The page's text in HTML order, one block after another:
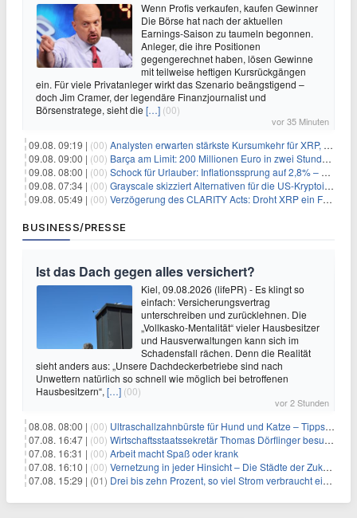
Wenn Profis verkaufen, kaufen Gewinner
Die Börse hat nach der aktuellen
Earnings-Saison zu taumeln begonnen.
Anleger, die ihre Positionen
gegengerechnet haben, lösen Gewinne
mit teilweise heftigen Kursrückgängen
ein. Für viele Privatanleger wirkt das Szenario beängstigend –
doch Jim Cramer, der legendäre Finanzjournalist und
Börsenstratege, sieht die […] (00)
vor 35 Minuten
09.08. 09:19 | (00) Analysten erwarten stärkste Kursumkehr für XRP, während Polymarket skeptisch bleibt
09.08. 09:00 | (00) Barça am Limit: 200 Millionen Euro in zwei Stunden – warum dieser Schuldentrip hochgefährlich wird
09.08. 08:00 | (00) Schock für Urlauber: Inflationssprung auf 2,8% – Diese Preise explodieren jetzt
09.08. 07:34 | (00) Grayscale skizziert Alternativen für die US-Kryptoindustrie ohne CLARITY Act
09.08. 05:49 | (00) Verzögerung des CLARITY Acts: Droht XRP ein Fall unter die $1-Marke?
BUSINESS/PRESSE
Ist das Dach gegen alles versichert?
Kiel, 09.08.2026 (lifePR) - Es klingt so
einfach: Versicherungsvertrag
unterschreiben und zurücklehnen. Die
„Vollkasko-Mentalität“ vieler Hausbesitzer
und Hausverwaltungen kann sich im
Schadensfall rächen. Denn die Realität
sieht anders aus: „Unsere Dachdeckerbetriebe sind nach
Unwettern natürlich so schnell wie möglich bei betroffenen
Hausbesitzern“, […] (00)
vor 2 Stunden
08.08. 08:00 | (00) Ultraschallzahnbürste für Hund und Katze – Tipps zur erfolgreichen Eingewöhnung
07.08. 16:47 | (00) Wirtschaftsstaatssekretär Thomas Dörflinger besucht Handwerksbetrieb im Kammerbezirk Freiburg
07.08. 16:31 | (00) Arbeit macht Spaß oder krank
07.08. 16:10 | (00) Vernetzung in jeder Hinsicht – Die Städte der Zukunft sind grün-blau
07.08. 15:29 | (01) Drei bis zehn Prozent, so viel Strom verbraucht ein Aufzug im Gebäude